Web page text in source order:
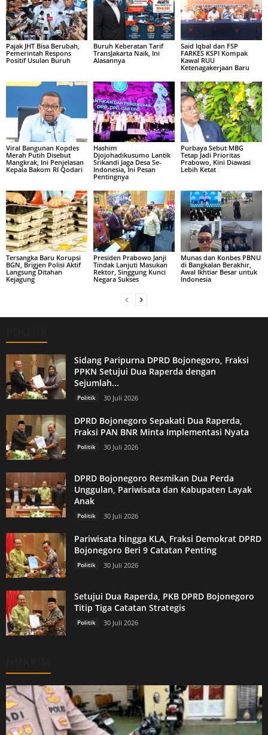
Pajak JHT Bisa Berubah,
Pemerintah Respons
Positif Usulan Buruh
Buruh Keberatan Tarif
TransJakarta Naik, Ini
Alasannya
Said Iqbal dan FSP
FARKES KSPI Kompak
Kawal RUU
Ketenagakerjaan Baru
Viral Bangunan Kopdes
Merah Putih Disebut
Mangkrak, Ini Penjelasan
Kepala Bakom RI Qodari
Hashim
Djojohadikusumo Lantik
Srikandi Jaga Desa Se-
Indonesia, Ini Pesan
Pentingnya
Purbaya Sebut MBG
Tetap Jadi Prioritas
Prabowo, Kini Diawasi
Lebih Ketat
Tersangka Baru Korupsi
BGN, Brigjen Polisi Aktif
Langsung Ditahan
Kejagung
Presiden Prabowo Janji
Tindak Lanjuti Masukan
Rektor, Singgung Kunci
Negara Sukses
Munas dan Konbes PBNU
di Bangkalan Berakhir,
Awal Ikhtiar Besar untuk
Indonesia
Sidang Paripurna DPRD Bojonegoro, Fraksi
PPKN Setujui Dua Raperda dengan
Sejumlah...
Politik 30 Juli 2026
DPRD Bojonegoro Sepakati Dua Raperda,
Fraksi PAN BNR Minta Implementasi Nyata
Politik 30 Juli 2026
DPRD Bojonegoro Resmikan Dua Perda
Unggulan, Pariwisata dan Kabupaten Layak
Anak
Politik 30 Juli 2026
Pariwisata hingga KLA, Fraksi Demokrat DPRD
Bojonegoro Beri 9 Catatan Penting
Politik 30 Juli 2026
Setujui Dua Raperda, PKB DPRD Bojonegoro
Titip Tiga Catatan Strategis
Politik 30 Juli 2026